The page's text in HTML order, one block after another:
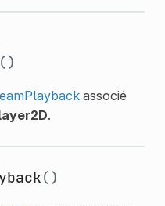
()
associé
.
()